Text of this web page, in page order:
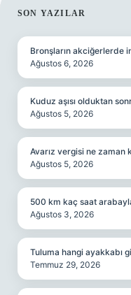
SIDEBAR
SON YAZILAR
Bronşların akciğerlerde
Ağustos 6, 2026
Kuduz aşısı olduktan
Ağustos 5, 2026
Avarız vergisi ne zaman
Ağustos 5, 2026
500 km kaç saat
Ağustos 3, 2026
Tuluma hangi ayakkabı
Temmuz 29, 2026